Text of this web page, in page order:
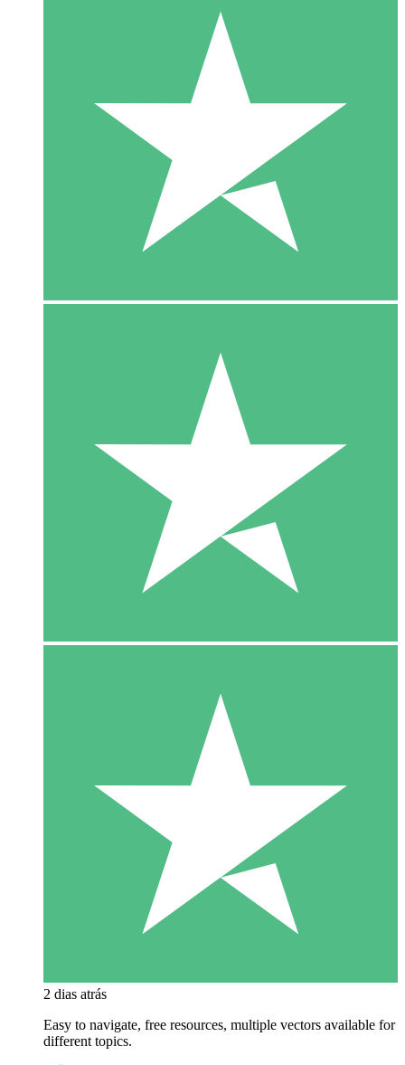
2 dias atrás
Easy to navigate, free resources, multiple vectors available for
different topics.